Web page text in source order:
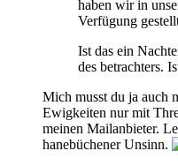
haben wir in
Verfügung
Ist das ein
des betrachters.
Mich musst du ja auch
Ewigkeiten nur mit
meinen Mailanbieter.
hanebüchener Unsinn.